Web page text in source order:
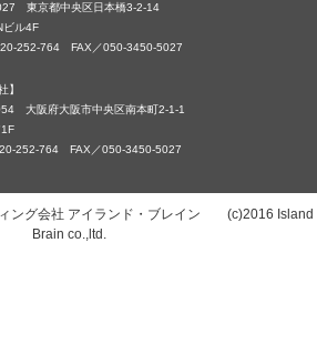
東京都中央区日本橋3-2-14
ビル4F
252-764 FAX／050-3450-5027
】
大阪府大阪市中央区南本町2-1-1
252-764 FAX／050-3450-5027
ング会社 アイランド・ブレイン (c)2016 Island
Brain co.,ltd.